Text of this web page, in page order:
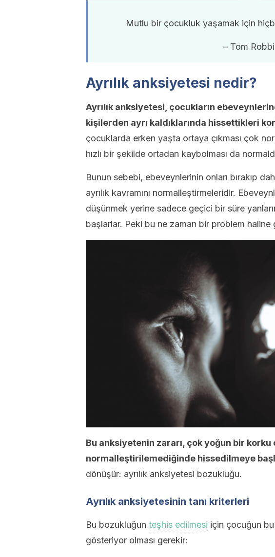
Mutlu bir çocukluk yaşamak için
– Tom
Ayrılık anksiyetesi nedir?
Ayrılık anksiyetesi, çocukların
kişilerden ayrı kaldıklarında hissettikleri
çocuklarda erken yaşta ortaya çıkması çok
hızlı bir şekilde ortadan kaybolması da
Bunun sebebi, ebeveynlerinin onları bırakıp
ayrılık kavramını normalleştirmeleridir.
düşünmek yerine sadece geçici bir süre
başlarlar. Peki bu ne zaman bir problem haline
Bu anksiyetenin zararı, çok yoğun bir korku
normalleştirilemediğinde hissedilmeye
dönüşür: ayrılık anksiyetesi bozukluğu.
Ayrılık anksiyetesinin tanı kriterleri
Bu bozukluğun teşhis edilmesi için çocuğun
gösteriyor olması gerekir: